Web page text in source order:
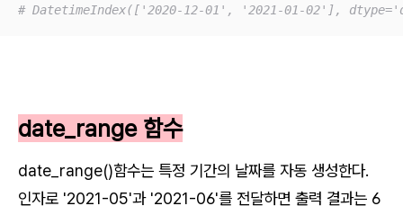
# DatetimeIndex(['2020-12-01', '2021-01-02'],
date_range 함수
date_range()함수는 특정 기간의 날짜를 자동 생성한다.
인자로 '2021-05'과 '2021-06'를 전달하면 출력 결과는 6